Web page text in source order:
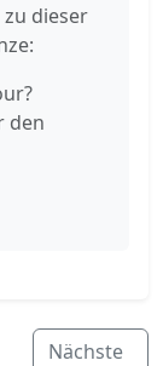
dieser
den
Nächste